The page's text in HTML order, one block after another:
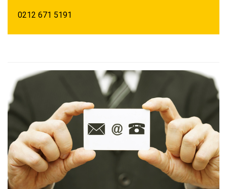
0212 671 5191